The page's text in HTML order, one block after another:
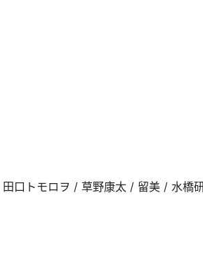
口トモロヲ / 草野康太 / 留美 / 水橋